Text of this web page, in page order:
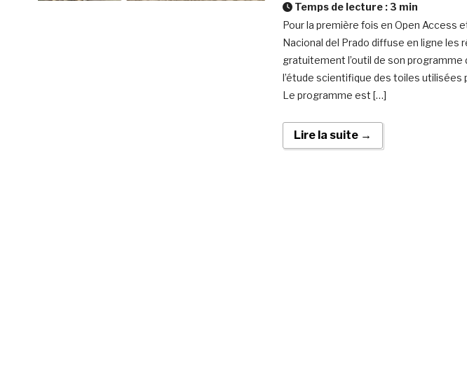
Temps de lecture : 3 min
Pour la première fois en Open Access
Nacional del Prado diffuse en ligne les
gratuitement l’outil de son
l’étude scientifique des toiles utilisées
Le programme est […]
Lire la suite →